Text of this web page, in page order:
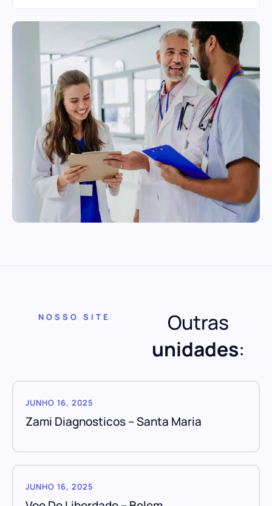
NOSSO SITE
Outras
unidades:
JUNHO 16, 2025
Zami Diagnosticos – Santa Maria
JUNHO 16, 2025